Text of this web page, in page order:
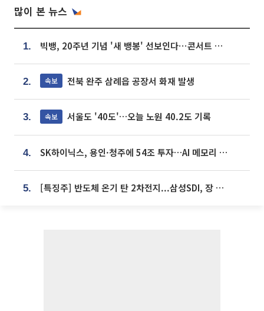
많이 본 뉴스
1. 빅뱅, 20주년 기념 '새 뱅봉' 선보인다⋯콘서트 앞두고 팝업 개최
2. 속보 전북 완주 삼례읍 공장서 화재 발생
3. 속보 서울도 '40도'…오늘 노원 40.2도 기록
4. SK하이닉스, 용인·청주에 54조 투자…AI 메모리 생산기지 키운다
5. [특징주] 반도체 온기 탄 2차전지...삼성SDI, 장 초반 7% 넘게 껑충